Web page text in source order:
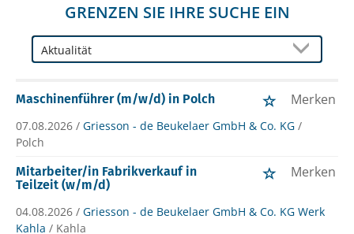
GRENZEN SIE IHRE SUCHE EIN
Maschinenführer (m/w/d) in Polch Merken
07.08.2026 / Griesson - de Beukelaer GmbH & Co. KG /
Polch
Mitarbeiter/in Fabrikverkauf in
Teilzeit (w/m/d)
Merken
04.08.2026 / Griesson - de Beukelaer GmbH & Co. KG Werk
Kahla / Kahla